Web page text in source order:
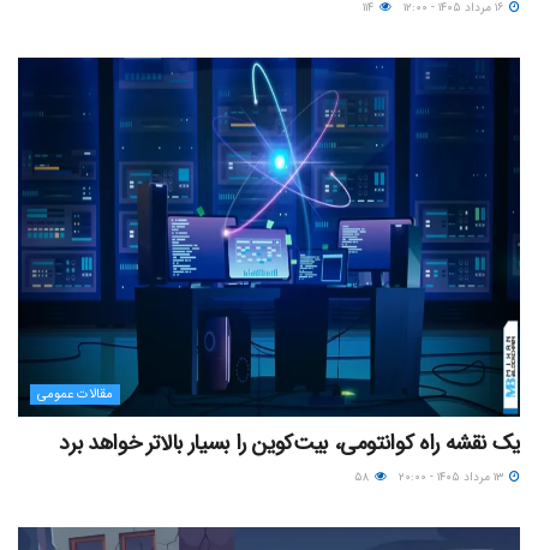
مقالات عمومی
یک نقشه راه کوانتومی، بیت‌کوین را بسیار بالاتر خواهد برد